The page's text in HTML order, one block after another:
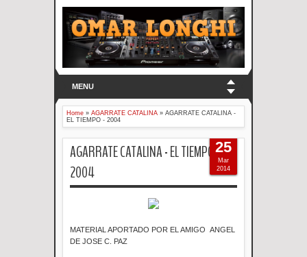
MENU
Home » AGARRATE CATALINA » AGARRATE CATALINA -
EL TIEMPO - 2004
AGARRATE CATALINA - EL TIEMPO -
2004
MATERIAL APORTADO POR EL AMIGO ANGEL
DE JOSE C. PAZ
25
Mar
2014